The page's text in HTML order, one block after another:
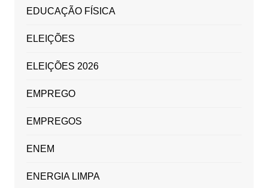
EDUCAÇÃO FÍSICA
ELEIÇÕES
ELEIÇÕES 2026
EMPREGO
EMPREGOS
ENEM
ENERGIA LIMPA